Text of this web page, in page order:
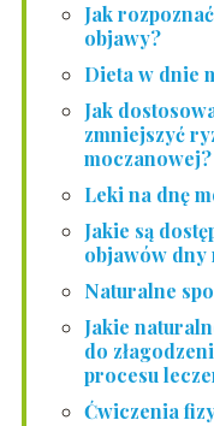
Jak
objawy?
Dieta w dnie
Jak
zmniejszyć
moczanowej?
Leki na dnę
Jakie są
objawów dny
Naturalne
Jakie
do
procesu
Ćwiczenia